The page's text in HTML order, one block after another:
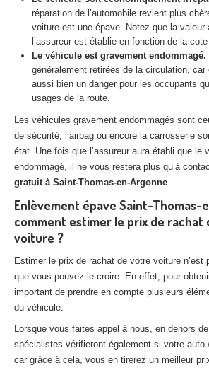
DOCUMENTSÀ JOINDRE
RACHAT VÉHICULES
CONTACT
réparation de l’automobile revient plus
voiture est une épave. Notez que la valeur
l’assureur est établie en fonction de la cote
Le véhicule est gravement endommagé.
généralement retirées de la circulation, car
aussi bien un danger pour les occupants
usages de la route.
Les véhicules gravement endommagés sont
de sécurité, l’airbag ou encore la carrosserie
état. Une fois que l’assureur aura établi que le
endommagé, il ne vous restera plus qu’à
gratuit à Saint-Thomas-en-Argonne.
Enlèvement épave Saint-Thomas-
comment estimer le prix de rachat
voiture ?
Estimer le prix de rachat de votre voiture n’est
que vous pouvez le croire. En effet, pour
important de prendre en compte plusieurs
du véhicule.
Lorsque vous faites appel à nous, en dehors
spécialistes vérifieront également si votre auto
car grâce à cela, vous en tirerez un meilleur